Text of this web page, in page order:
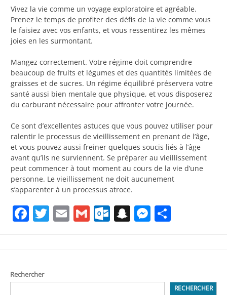
Vivez la vie comme un voyage exploratoire et agréable.
Prenez le temps de profiter des défis de la vie comme vous
le faisiez avec vos enfants, et vous ressentirez les mêmes
joies en les surmontant.
Mangez correctement. Votre régime doit comprendre
beaucoup de fruits et légumes et des quantités limitées de
graisses et de sucres. Un régime équilibré préservera votre
santé aussi bien mentale que physique, et vous disposerez
du carburant nécessaire pour affronter votre journée.
Ce sont d’excellentes astuces que vous pouvez utiliser pour
ralentir le processus de vieillissement en prenant de l’âge,
et vous pouvez aussi freiner quelques soucis liés à l’âge
avant qu’ils ne surviennent. Se préparer au vieillissement
peut commencer à tout moment au cours de la vie d’une
personne. Le vieillissement ne doit aucunement
s’apparenter à un processus atroce.
Facebook
Twitter
EmailGmailOutlook.com
Snapchat
Rechercher
RECHERCHER